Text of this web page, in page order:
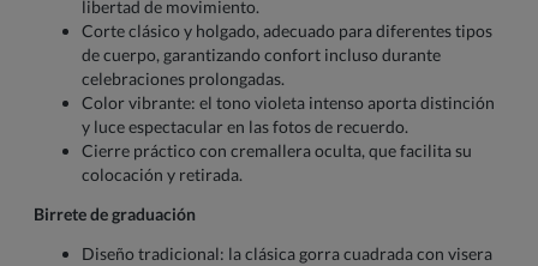
libertad de movimiento.
Corte clásico y holgado, adecuado para diferentes tipos
de cuerpo, garantizando confort incluso durante
celebraciones prolongadas.
Color vibrante: el tono violeta intenso aporta distinción
y luce espectacular en las fotos de recuerdo.
Cierre práctico con cremallera oculta, que facilita su
colocación y retirada.
Birrete de graduación
Diseño tradicional: la clásica gorra cuadrada con visera